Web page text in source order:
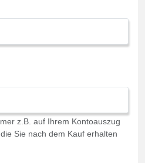
z.B. auf Ihrem Kontoauszug
Sie nach dem Kauf erhalten